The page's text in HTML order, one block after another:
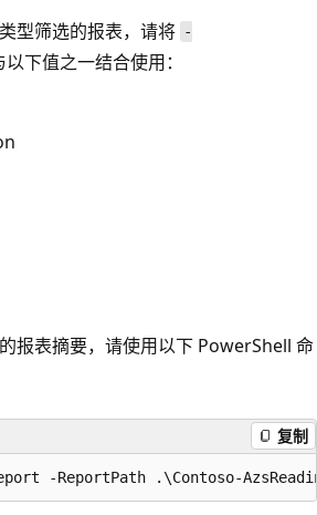
型筛选的报表，请将 -
下值之一结合使用：
报表摘要，请使用以下 PowerShell 命
复制